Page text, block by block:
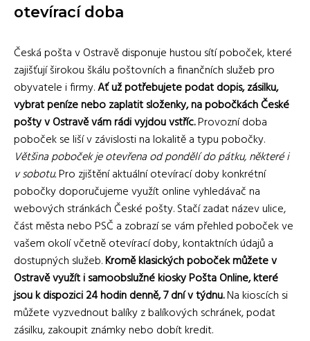
otevírací doba
Česká pošta v Ostravě disponuje hustou sítí poboček, které
zajišťují širokou škálu poštovních a finančních služeb pro
obyvatele i firmy.Ať už potřebujete podat dopis, zásilku,
vybrat peníze nebo zaplatit složenky, na pobočkách České
pošty v Ostravě vám rádi vyjdou vstříc.Provozní doba
poboček se liší v závislosti na lokalitě a typu pobočky.
Většina poboček je otevřena od pondělí do pátku, některé i
v sobotu.Pro zjištění aktuální otevírací doby konkrétní
pobočky doporučujeme využít online vyhledávač na
webových stránkách České pošty. Stačí zadat název ulice,
část města nebo PSČ a zobrazí se vám přehled poboček ve
vašem okolí včetně otevírací doby, kontaktních údajů a
dostupných služeb.Kromě klasických poboček můžete v
Ostravě využít i samoobslužné kiosky Pošta Online, které
jsou k dispozici 24 hodin denně, 7 dní v týdnu.Na kioscích si
můžete vyzvednout balíky z balíkových schránek, podat
zásilku, zakoupit známky nebo dobít kredit.